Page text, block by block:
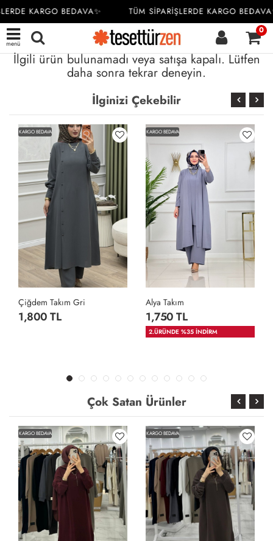
KARGO BEDAVA✨ TÜM SİPARİŞLERDE KARGO
menü
0
İlgili ürün bulunamadı veya satışa kapalı. Lütfen
daha sonra tekrar deneyin.
İlginizi Çekebilir
KARGO BEDAVA
Çiğdem Takım Gri
1,800 TL
KARGO BEDAVA
Alya Takım
1,750 TL
2.ÜRÜNDE %35 İNDİRM
Çok Satan Ürünler
KARGO BEDAVA KARGO BEDAVA